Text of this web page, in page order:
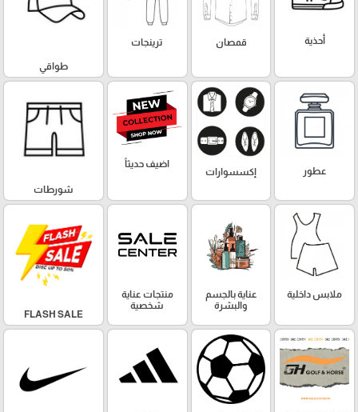
أحذية قمصان ترينجات
طواقي
عطور إكسسوارات
اضيف حديثاً
شورطات
ملابس داخلية
عناية بالجسم
والبشرة
منتجات عناية
شخصية
FLASH SALE